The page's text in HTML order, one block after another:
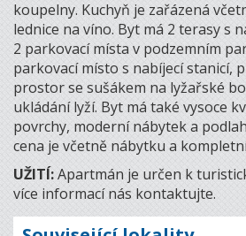
koupelny. Kuchyň je zařázená
lednice na víno. Byt má 2 terasy s
2 parkovací místa v podzemním
parkovací místo s nabíjecí stanicí,
prostor se sušákem na lyžařské
ukládání lyží. Byt má také vysoce
povrchy, moderní nábytek a
cena je včetně nábytku a
UŽITÍ:Apartmán je určen k
více informací nás kontaktujte.